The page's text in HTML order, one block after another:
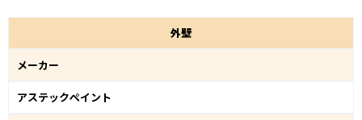
外壁
メーカー
アステックペイント